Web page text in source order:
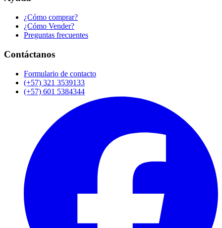
¿Cómo comprar?
¿Cómo Vender?
Preguntas frecuentes
Contáctanos
Formulario de contacto
(+57) 321 3539133
(+57) 601 5384344